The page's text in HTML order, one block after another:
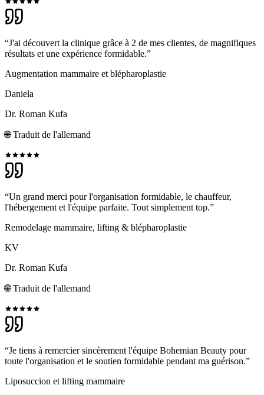
“J'ai découvert la clinique grâce à 2 de mes clientes, de magnifiques
résultats et une expérience formidable.”
Augmentation mammaire et blépharoplastie
Daniela
Dr. Roman Kufa
🌐Traduit de l'allemand
“Un grand merci pour l'organisation formidable, le chauffeur,
l'hébergement et l'équipe parfaite. Tout simplement top.”
Remodelage mammaire, lifting & blépharoplastie
KV
Dr. Roman Kufa
🌐Traduit de l'allemand
“Je tiens à remercier sincèrement l'équipe Bohemian Beauty pour
toute l'organisation et le soutien formidable pendant ma guérison.”
Liposuccion et lifting mammaire